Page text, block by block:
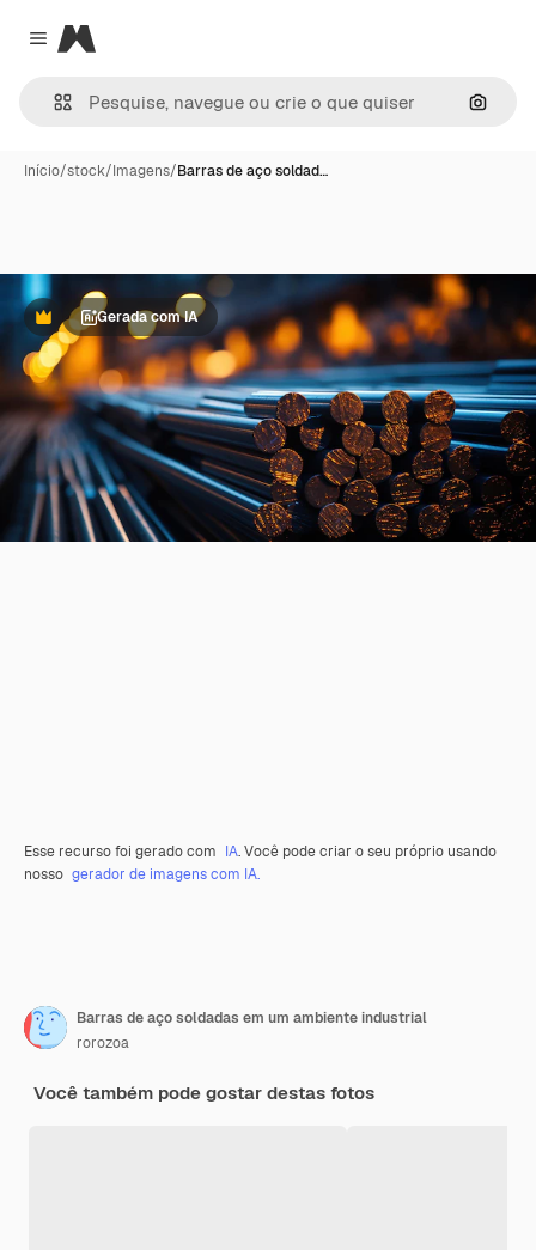
Close menu
Magnific
Início/stock/Imagens/Barras de aço soldad…
PremiumGerada com IA
Esse recurso foi gerado com IA. Você pode criar o seu próprio usando
nosso gerador de imagens com IA.
Barras de aço soldadas em um ambiente industrial
rorozoa
Você também pode gostar destas fotos